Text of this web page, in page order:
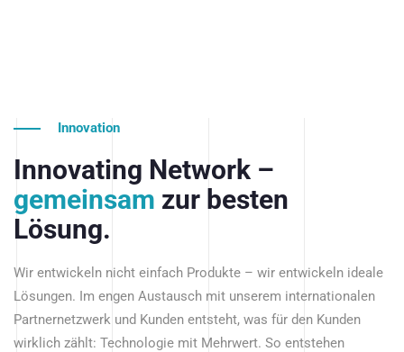
Innovation
Innovating Network –
gemeinsam zur besten
Lösung.
Wir entwickeln nicht einfach Produkte – wir entwickeln ideale
Lösungen. Im engen Austausch mit unserem internationalen
Partnernetzwerk und Kunden entsteht, was für den Kunden
wirklich zählt: Technologie mit Mehrwert. So entstehen